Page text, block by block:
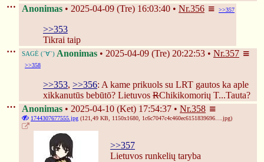
❄
Anonimas 2025-04-09 (Tre) 16:03:40 Nr.356 >>357
>>353
Tikrai taip
Anonimas
2025-04-09 (Tre) 20:22:53 Nr.357
>>358
>>353, >>356: A kame prikuols su LRT gautos ka aple
xikkanutūs bebūtō? Lietuvos RChikikomorių T...Tauta?
Anonimas
2025-04-10 (Ket) 17:54:37 Nr.358
1744307677555.jpg (121,49 KB, 1150x1680, 1c6c7047c4c460ec6151839696….jpg)
>>357
Lietuvos runkelių taryba